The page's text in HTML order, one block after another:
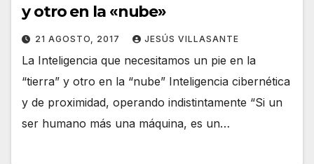
y otro en la «nube»
21 AGOSTO, 2017 JESÚS VILLASANTE
La Inteligencia que necesitamos un pie en la
“tierra” y otro en la “nube” Inteligencia cibernética
y de proximidad, operando indistintamente “Si un
ser humano más una máquina, es un…